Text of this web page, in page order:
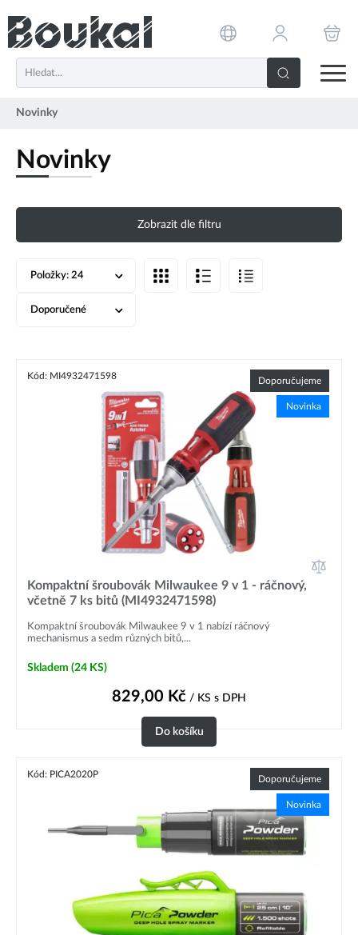
Novinky
Novinky
Zobrazit dle filtru
Položky: 24
Doporučené
Kód: MI4932471598 Doporučujeme
Novinka
Kompaktní šroubovák Milwaukee 9 v 1 - ráčnový,
včetně 7 ks bitů (MI4932471598)
Kompaktní šroubovák Milwaukee 9 v 1 nabízí ráčnový
mechanismus a sedm různých bitů,...
Skladem (24 KS)
829,00 Kč / KS s DPH
Do košíku
Kód: PICA2020P Doporučujeme
Novinka